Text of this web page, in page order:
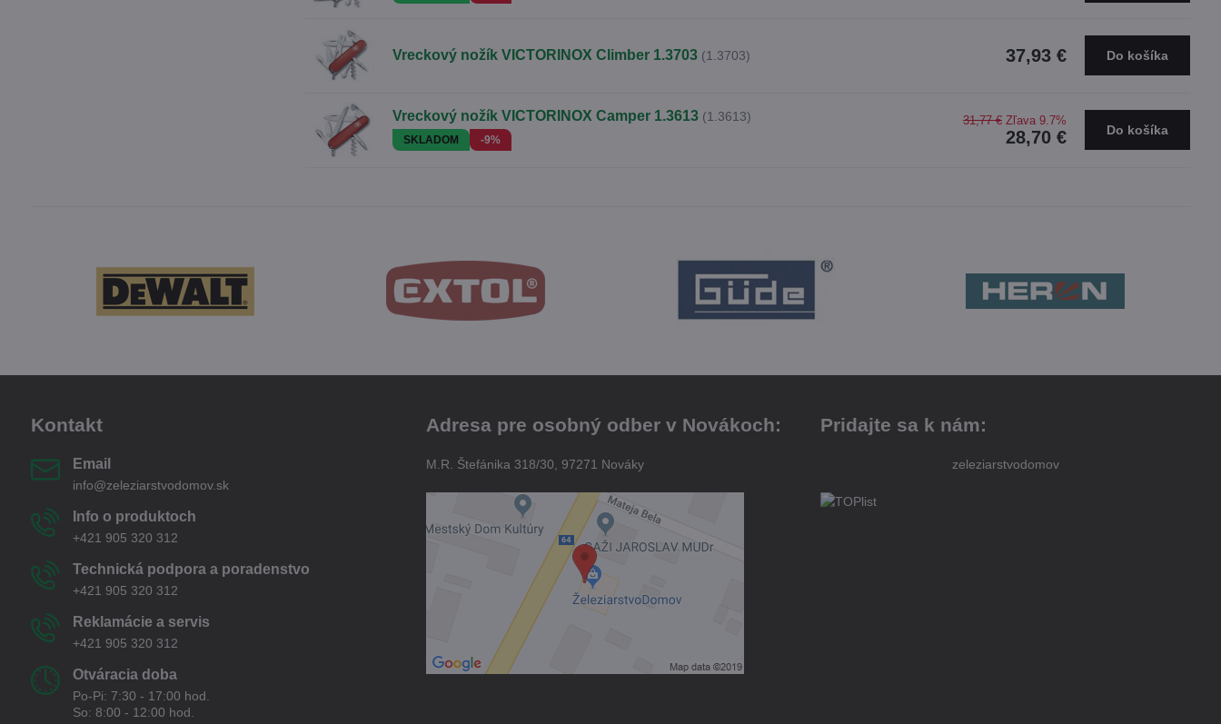
Vreckový nožík VICTORINOX Climber 1.3703 (1.3703) 37,93 € Do košíka
Vreckový nožík VICTORINOX Camper 1.3613 (1.3613)
SKLADOM -9% 28,70 €
31,77 € Zľava 9.7%
Do košíka
Kontakt
Email
info@zeleziarstvodomov.sk
Info o produktoch
+421 905 320 312
Technická podpora a poradenstvo
+421 905 320 312
Reklamácie a servis
+421 905 320 312
Otváracia doba
Po-Pi: 7:30 - 17:00 hod.
So: 8:00 - 12:00 hod.
Adresa pre osobný odber v Novákoch:
M.R. Štefánika 318/30, 97271 Nováky
Pridajte sa k nám:
zeleziarstvodomov